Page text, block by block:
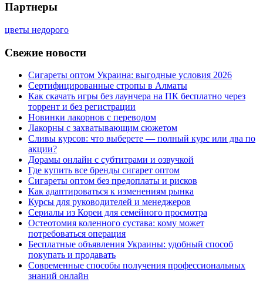
Партнеры
цветы недорого
Свежие новости
Сигареты оптом Украина: выгодные условия 2026
Сертифицированные стропы в Алматы
Как скачать игры без лаунчера на ПК бесплатно через
торрент и без регистрации
Новинки лакорнов с переводом
Лакорны с захватывающим сюжетом
Сливы курсов: что выберете — полный курс или два по
акции?
Дорамы онлайн с субтитрами и озвучкой
Где купить все бренды сигарет оптом
Сигареты оптом без предоплаты и рисков
Как адаптироваться к изменениям рынка
Курсы для руководителей и менеджеров
Сериалы из Кореи для семейного просмотра
Остеотомия коленного сустава: кому может
потребоваться операция
Бесплатные объявления Украины: удобный способ
покупать и продавать
Современные способы получения профессиональных
знаний онлайн